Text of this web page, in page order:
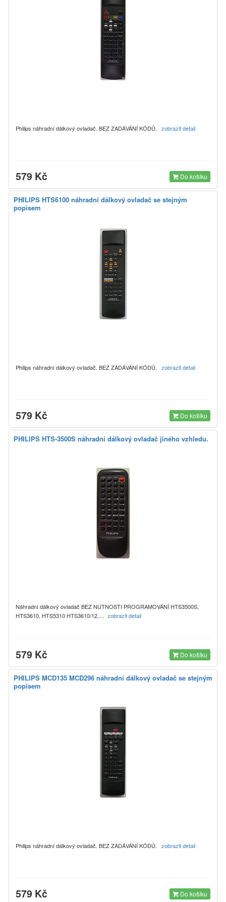
Philips náhradní dálkový ovladač. BEZ ZADÁVÁNÍ KÓDŮ. zobrazit detail
579 Kč Do košíku
PHILIPS HTS6100 náhradní dálkový ovladač se stejným
popisem
Philips náhradní dálkový ovladač. BEZ ZADÁVÁNÍ KÓDŮ. zobrazit detail
579 Kč Do košíku
PHILIPS HTS-3500S náhradní dálkový ovladač jiného vzhledu.
Náhradní dálkový ovladač BEZ NUTNOSTI PROGRAMOVÁNÍ HTS3500S,
HTS3610, HTS5310 HTS3610/12,… zobrazit detail
579 Kč Do košíku
PHILIPS MCD135 MCD296 náhradní dálkový ovladač se stejným
popisem
Philips náhradní dálkový ovladač. BEZ ZADÁVÁNÍ KÓDŮ. zobrazit detail
579 Kč Do košíku